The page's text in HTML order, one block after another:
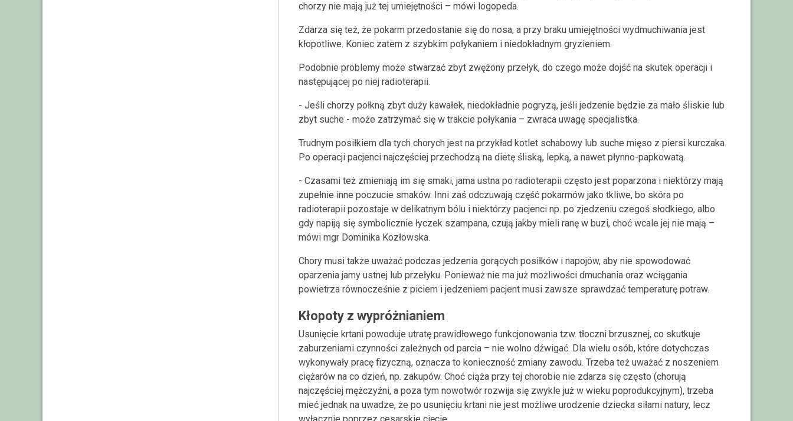
chorzy nie mają już tej umiejętności – mówi logopeda.
Zdarza się też, że pokarm przedostanie się do nosa, a przy braku umiejętności wydmuchiwania jest
kłopotliwe. Koniec zatem z szybkim połykaniem i niedokładnym gryzieniem.
Podobnie problemy może stwarzać zbyt zwężony przełyk, do czego może dojść na skutek operacji i
następującej po niej radioterapii.
- Jeśli chorzy połkną zbyt duży kawałek, niedokładnie pogryzą, jeśli jedzenie będzie za mało śliskie lub
zbyt suche - może zatrzymać się w trakcie połykania – zwraca uwagę specjalistka.
Trudnym posiłkiem dla tych chorych jest na przykład kotlet schabowy lub suche mięso z piersi kurczaka.
Po operacji pacjenci najczęściej przechodzą na dietę śliską, lepką, a nawet płynno-papkowatą.
- Czasami też zmieniają im się smaki, jama ustna po radioterapii często jest poparzona i niektórzy mają
zupełnie inne poczucie smaków. Inni zaś odczuwają część pokarmów jako tkliwe, bo skóra po
radioterapii pozostaje w delikatnym bólu i niektórzy pacjenci np. po zjedzeniu czegoś słodkiego, albo
gdy napiją się symbolicznie łyczek szampana, czują jakby mieli ranę w buzi, choć wcale jej nie mają –
mówi mgr Dominika Kozłowska.
Chory musi także uważać podczas jedzenia gorących posiłków i napojów, aby nie spowodować
oparzenia jamy ustnej lub przełyku. Ponieważ nie ma już możliwości dmuchania oraz wciągania
powietrza równocześnie z piciem i jedzeniem pacjent musi zawsze sprawdzać temperaturę potraw.
Kłopoty z wypróżnianiem
Usunięcie krtani powoduje utratę prawidłowego funkcjonowania tzw. tłoczni brzusznej, co skutkuje
zaburzeniami czynności zależnych od parcia – nie wolno dźwigać. Dla wielu osób, które dotychczas
wykonywały pracę fizyczną, oznacza to konieczność zmiany zawodu. Trzeba też uważać z noszeniem
ciężarów na co dzień, np. zakupów. Choć ciąża przy tej chorobie nie zdarza się często (chorują
najczęściej mężczyźni, a poza tym nowotwór rozwija się zwykle już w wieku poprodukcyjnym), trzeba
mieć jednak na uwadze, że po usunięciu krtani nie jest możliwe urodzenie dziecka siłami natury, lecz